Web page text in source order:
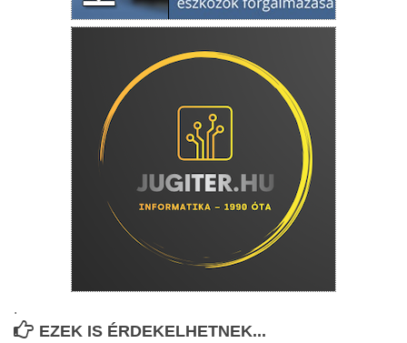
.
EZEK IS ÉRDEKELHETNEK...